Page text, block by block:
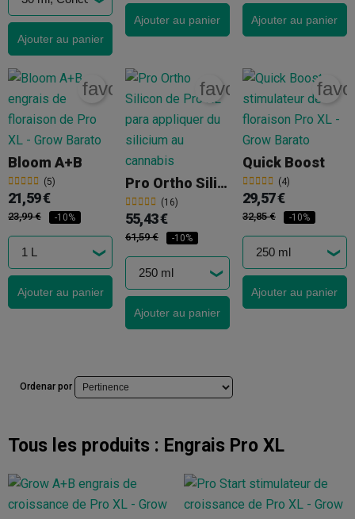
Ajouter au panier
Ajouter au panier Ajouter au panier
Bloom A+B
(5)
favorite_border
21,59 €
23,99 € -10%
Ajouter au panier
Pro Ortho Silicon Pro XL
(16)
favorite_border
55,43 €
61,59 € -10%
Ajouter au panier
Quick Boost
(4)
29,57 €
32,85 € -10%
Ajouter au panier
Ordenar por
Tous les produits : Engrais Pro XL